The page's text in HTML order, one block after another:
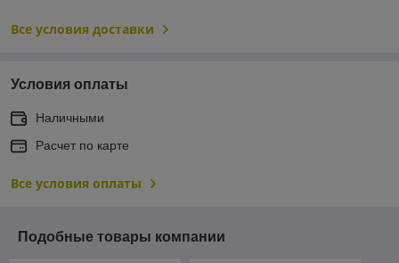
Все условия доставки
Условия оплаты
Наличными
Расчет по карте
Все условия оплаты
Подобные товары компании